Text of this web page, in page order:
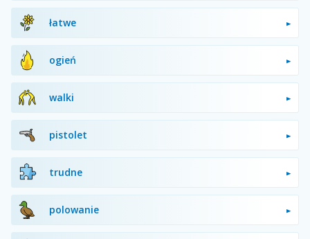
łatwe
ogień
walki
pistolet
trudne
polowanie